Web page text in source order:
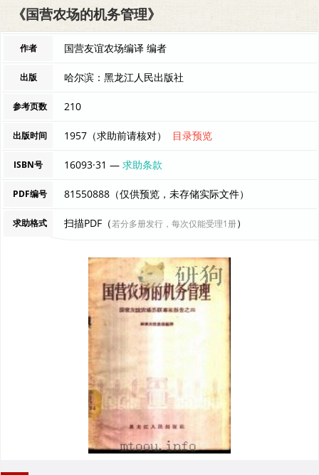
《国营农场的机务管理》
作者 国营友谊农场编译 编者
出版 哈尔滨：黑龙江人民出版社
参考页数 210
出版时间 1957（求助前请核对） 目录预览
ISBN号 16093·31 —求助条款
PDF编号 81550888（仅供预览，未存储实际文件）
求助格式 扫描PDF（若分多册发行，每次仅能受理1册）